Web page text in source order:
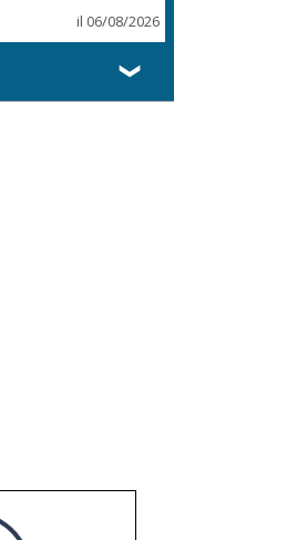
il 06/08/2026
❯